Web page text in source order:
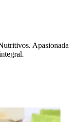
Apasionada